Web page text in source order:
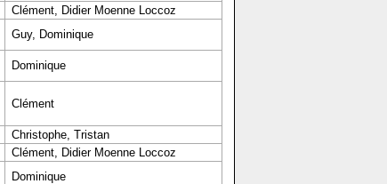
Clément, Didier Moenne Loccoz
Guy, Dominique
Dominique
Clément
Christophe, Tristan
Clément, Didier Moenne Loccoz
Dominique